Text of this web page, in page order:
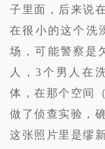
子里面，后来说
在很小的这个洗
场，可能警察是
人，3个男人在
体，在那个空间
做了侦查实验，
这张照片里是缪